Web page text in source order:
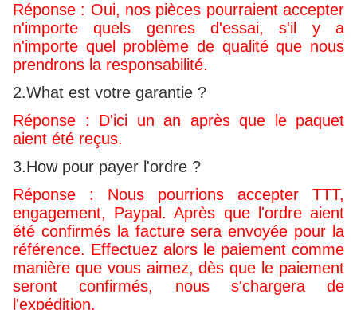
Réponse : Oui, nos pièces pourraient accepter
n'importe quels genres d'essai, s'il y a
n'importe quel problème de qualité que nous
prendrons la responsabilité.
2.What est votre garantie ?
Réponse : D'ici un an après que le paquet
aient été reçus.
3.How pour payer l'ordre ?
Réponse : Nous pourrions accepter TTT,
engagement, Paypal. Après que l'ordre aient
été confirmés la facture sera envoyée pour la
référence. Effectuez alors le paiement comme
manière que vous aimez, dès que le paiement
seront confirmés, nous s'chargera de
l'expédition.